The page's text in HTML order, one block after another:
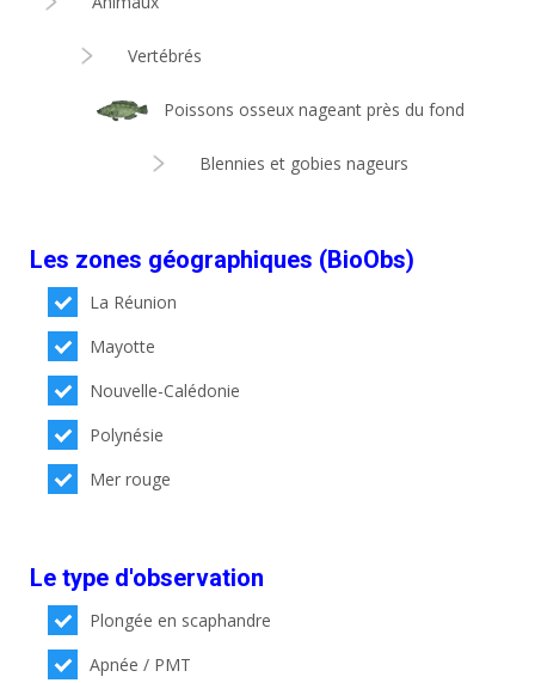
Vertébrés
Poissons osseux nageant près du fond
Blennies et gobies nageurs
Les zones géographiques (BioObs)
La Réunion
Mayotte
Nouvelle-Calédonie
Polynésie
Mer rouge
Le type d'observation
Plongée en scaphandre
Apnée / PMT